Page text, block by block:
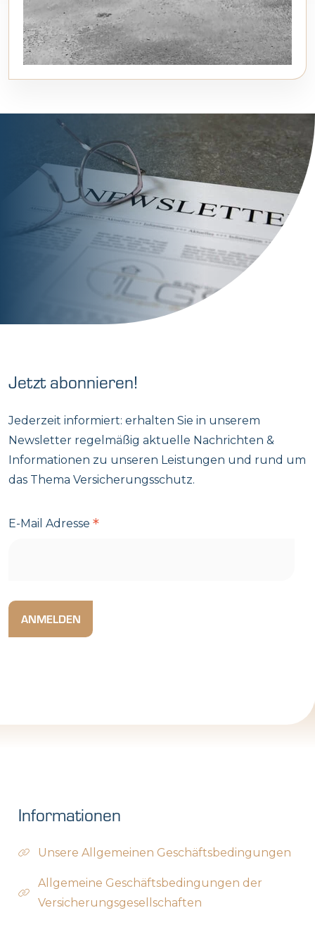
Jetzt abonnieren!
Jederzeit informiert: erhalten Sie in unserem
Newsletter regelmäßig aktuelle Nachrichten &
Informationen zu unseren Leistungen und rund um
das Thema Versicherungsschutz.
E-Mail Adresse *
Informationen
Unsere Allgemeinen Geschäftsbedingungen
Allgemeine Geschäftsbedingungen der
Versicherungsgesellschaften